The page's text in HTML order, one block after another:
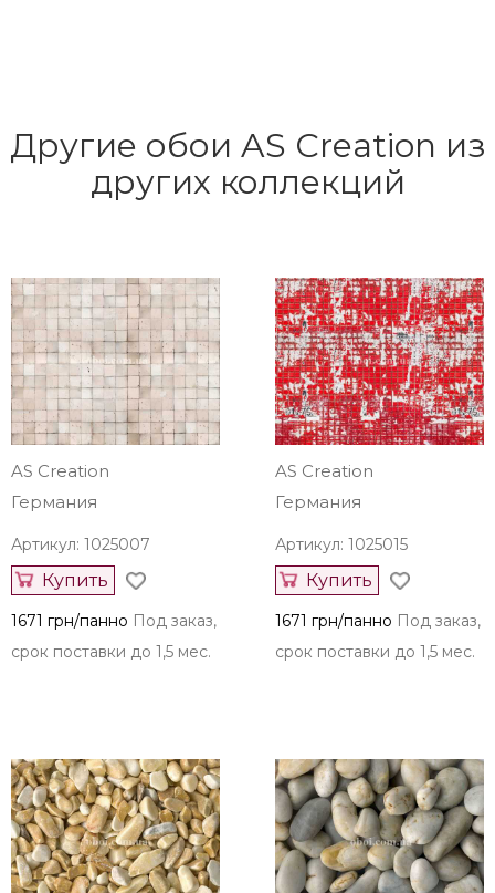
Другие обои AS Creation из
других коллекций
AS Creation
Германия
Артикул: 1025007
Купить
1671 грн/панно Под заказ,
срок поставки до 1,5 мес.
AS Creation
Германия
Артикул: 1025015
Купить
1671 грн/панно Под заказ,
срок поставки до 1,5 мес.